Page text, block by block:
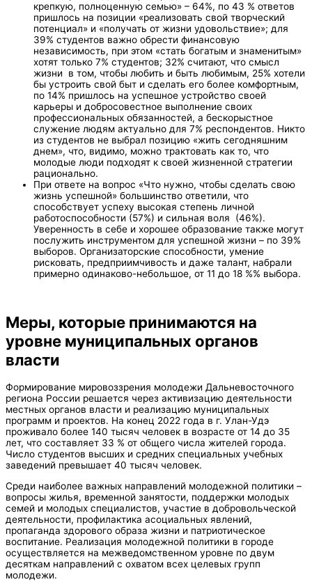
крепкую, полноценную семью» – 64%, по 43 % ответов
пришлось на позиции «реализовать свой творческий
потенциал» и «получать от жизни удовольствие»; для
39% студентов важно обрести финансовую
независимость, при этом «стать богатым и знаменитым»
хотят только 7% студентов; 32% считают, что смысл
жизни в том, чтобы любить и быть любимым, 25% хотели
бы устроить свой быт и сделать его более комфортным,
по 14% пришлось на успешное устройство своей
карьеры и добросовестное выполнение своих
профессиональных обязанностей, а бескорыстное
служение людям актуально для 7% респондентов. Никто
из студентов не выбрал позицию «жить сегодняшним
днем», что, видимо, можно трактовать как то, что
молодые люди подходят к своей жизненной стратегии
рационально.
При ответе на вопрос «Что нужно, чтобы сделать свою
жизнь успешной» большинство ответили, что
способствует успеху высокая степень личной
работоспособности (57%) и сильная воля (46%).
Уверенность в себе и хорошее образование также могут
послужить инструментом для успешной жизни – по 39%
выборов. Организаторские способности, умение
рисковать, предприимчивость и даже талант, набрали
примерно одинаково-небольшое, от 11 до 18 %% выбора.
Меры, которые принимаются на
уровне муниципальных органов
власти
Формирование мировоззрения молодежи Дальневосточного
региона России решается через активизацию деятельности
местных органов власти и реализацию муниципальных
программ и проектов. На конец 2022 года в г. Улан-Удэ
проживало более 140 тысяч человек в возрасте от 14 до 35
лет, что составляет 33 % от общего числа жителей города.
Число студентов высших и средних специальных учебных
заведений превышает 40 тысяч человек.
Среди наиболее важных направлений молодежной политики –
вопросы жилья, временной занятости, поддержки молодых
семей и молодых специалистов, участие в добровольческой
деятельности, профилактика асоциальных явлений,
пропаганда здорового образа жизни и патриотическое
воспитание. Реализация молодежной политики в городе
осуществляется на межведомственном уровне по двум
десяткам направлений с охватом всех целевых групп
молодежи.